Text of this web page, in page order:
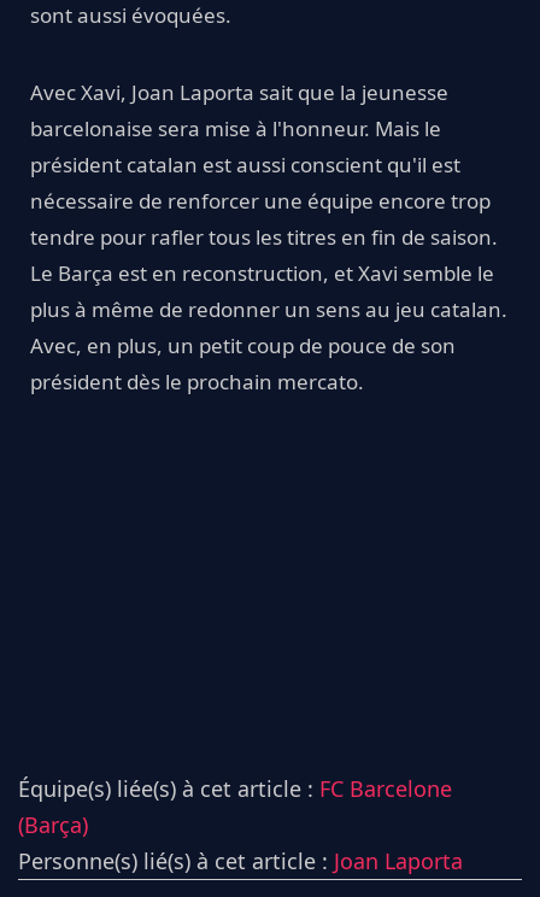
sont aussi évoquées.
Avec Xavi, Joan Laporta sait que la jeunesse
barcelonaise sera mise à l'honneur. Mais le
président catalan est aussi conscient qu'il est
nécessaire de renforcer une équipe encore trop
tendre pour rafler tous les titres en fin de saison.
Le Barça est en reconstruction, et Xavi semble le
plus à même de redonner un sens au jeu catalan.
Avec, en plus, un petit coup de pouce de son
président dès le prochain mercato.
Équipe(s) liée(s) à cet article : FC Barcelone
(Barça)
Personne(s) lié(s) à cet article : Joan Laporta